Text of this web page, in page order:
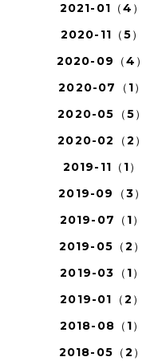
2021-01（4）
2020-11（5）
2020-09（4）
2020-07（1）
2020-05（5）
2020-02（2）
2019-11（1）
2019-09（3）
2019-07（1）
2019-05（2）
2019-03（1）
2019-01（2）
2018-08（1）
2018-05（2）